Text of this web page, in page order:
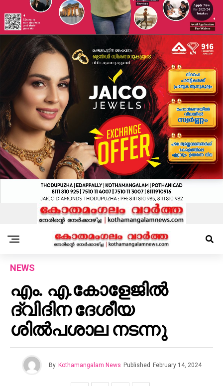
NEWS
എം. എ.കോളേജിൽ
ദ്വിദിന ദേശീയ
ശിൽപശാല നടന്നു
By Kothamangalam News Published February 14, 2024